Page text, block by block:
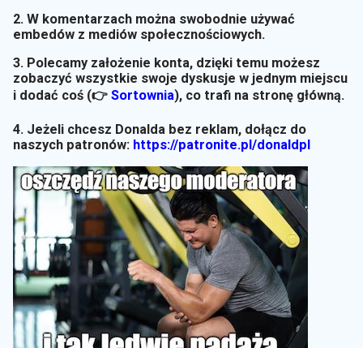
2. W komentarzach można swobodnie używać
embedów z mediów społecznościowych.
3. Polecamy założenie konta, dzięki temu możesz
zobaczyć wszystkie swoje dyskusje w jednym miejscu
i dodać coś (👉 Sortownia), co trafi na stronę główną.
4. Jeżeli chcesz Donalda bez reklam, dołącz do
naszych patronów: https://patronite.pl/donaldpl